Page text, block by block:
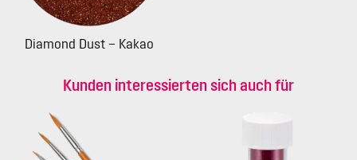
Diamond Dust – Kakao
Kunden interessierten sich auch für